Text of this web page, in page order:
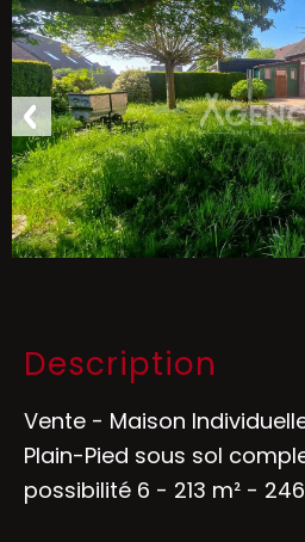
Description
Vente - Maison
Plain-Pied sous sol
possibilité 6 - 213 m² -